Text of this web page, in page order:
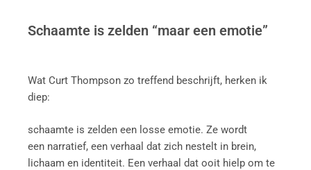
Schaamte is zelden “maar een emotie”
Wat Curt Thompson zo treffend beschrijft, herken ik
diep:
schaamte is zelden een losse emotie. Ze wordt
een narratief, een verhaal dat zich nestelt in brein,
lichaam en identiteit. Een verhaal dat ooit hielp om te